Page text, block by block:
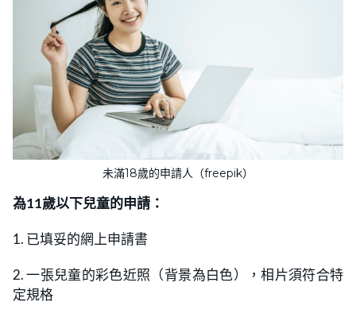
未滿18歲的申請人（freepik）
為11歲以下兒童的申請：
1. 已填妥的網上申請書
2. 一張兒童的彩色近照（背景為白色），相片須符合特
定規格